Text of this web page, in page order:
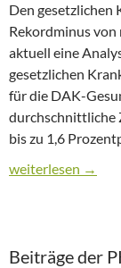
Den gesetzlichen
Rekordminus
aktuell eine
gesetzlichen
für die DAK-
durchschnittliche
bis zu 1,6
DAK-Studie: GKV
weiterlesen →
Beiträge der